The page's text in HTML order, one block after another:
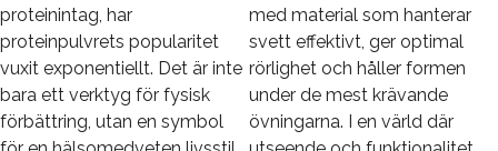
proteinintag, har
proteinpulvrets popularitet
vuxit exponentiellt. Det är inte
bara ett verktyg för fysisk
förbättring, utan en symbol
med material som hanterar
svett effektivt, ger optimal
rörlighet och håller formen
under de mest krävande
övningarna. I en värld där